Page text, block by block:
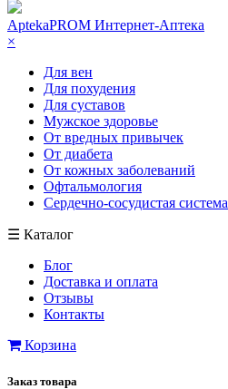
AptekaPROM Интернет-Аптека
×
Для вен
Для похудения
Для суставов
Мужское здоровье
От вредных привычек
От диабета
От кожных заболеваний
Офтальмология
Сердечно-сосудистая система
☰ Каталог
Блог
Доставка и оплата
Отзывы
Контакты
Корзина
Заказ товара